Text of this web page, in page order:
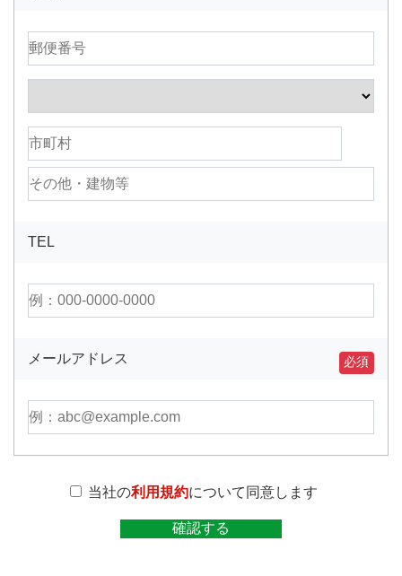
TEL
メールアドレス 必須
当社の利用規約について同意します
確認する